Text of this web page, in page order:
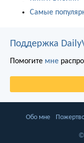
Самые
Поддержка
Помогите мне
Обо мне
©